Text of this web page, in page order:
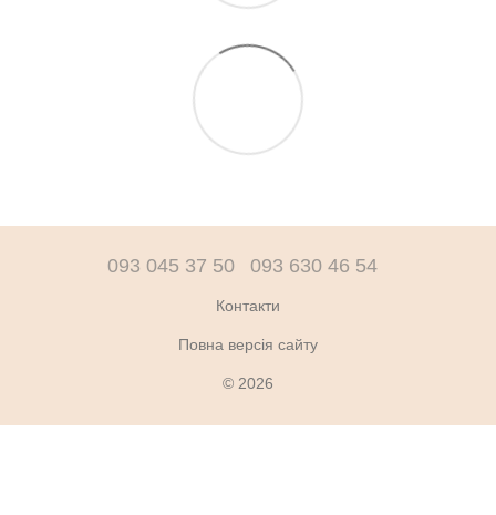
093 045 37 50 093 630 46 54
Контакти
Повна версія сайту
© 2026